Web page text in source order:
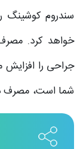
سندروم کوشینگ
خواهد کرد.
جراحی را
شما است، مصرف